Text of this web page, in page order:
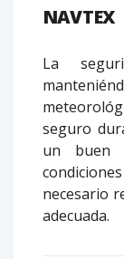
NAVTEX
La
seguro
un buen
necesario
adecuada.